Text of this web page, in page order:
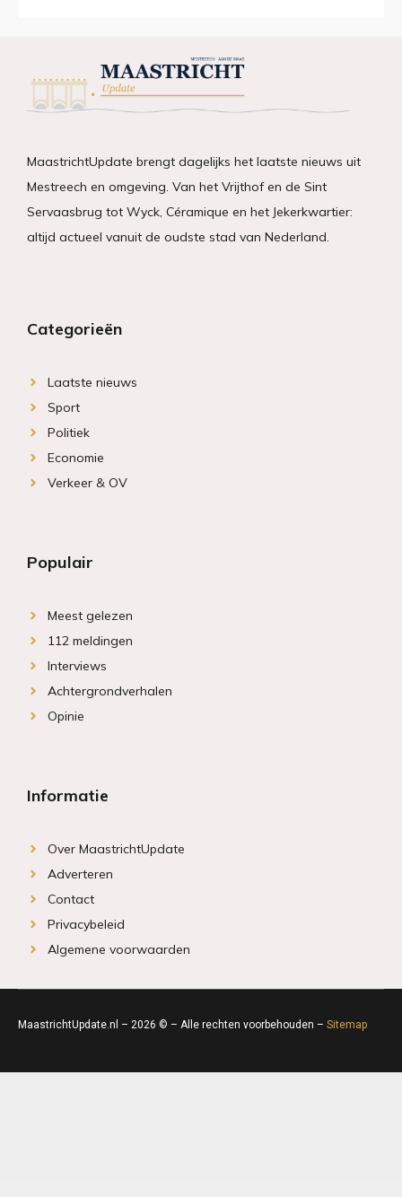
MaastrichtUpdate brengt dagelijks het laatste nieuws uit
Mestreech en omgeving. Van het Vrijthof en de Sint
Servaasbrug tot Wyck, Céramique en het Jekerkwartier:
altijd actueel vanuit de oudste stad van Nederland.
Categorieën
Laatste nieuws
Sport
Politiek
Economie
Verkeer & OV
Populair
Meest gelezen
112 meldingen
Interviews
Achtergrondverhalen
Opinie
Informatie
Over MaastrichtUpdate
Adverteren
Contact
Privacybeleid
Algemene voorwaarden
MaastrichtUpdate.nl – 2026 © – Alle rechten voorbehouden – Sitemap